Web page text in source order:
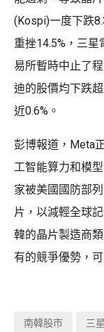
(Kospi)一度下跌
重挫14.5%，三
易所暫時中止了
迪的股價均下跌
近0.6%。
彭博報道，Meta
工智能算力和模
家被美國國防部
片，以減輕全球
韓的晶片製造商
有的競爭優勢，
南韓股市 三